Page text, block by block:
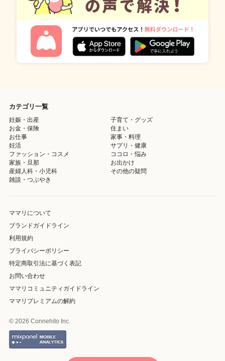
カテゴリ一覧
妊娠・出産
子育て・グッズ
お金・保険
住まい
お仕事
家事・料理
妊活
サプリ・健康
ファッション・コスメ
ココロ・悩み
家族・旦那
お出かけ
産婦人科・小児科
その他の疑問
雑談・つぶやき
ママリについて
ブランドガイドライン
利用規約
プライバシーポリシー
特定商取引法に基づく表記
お問い合わせ
ママリコミュニティガイドライン
ママリプレミアムの解約
© 2026 Connehito Inc.